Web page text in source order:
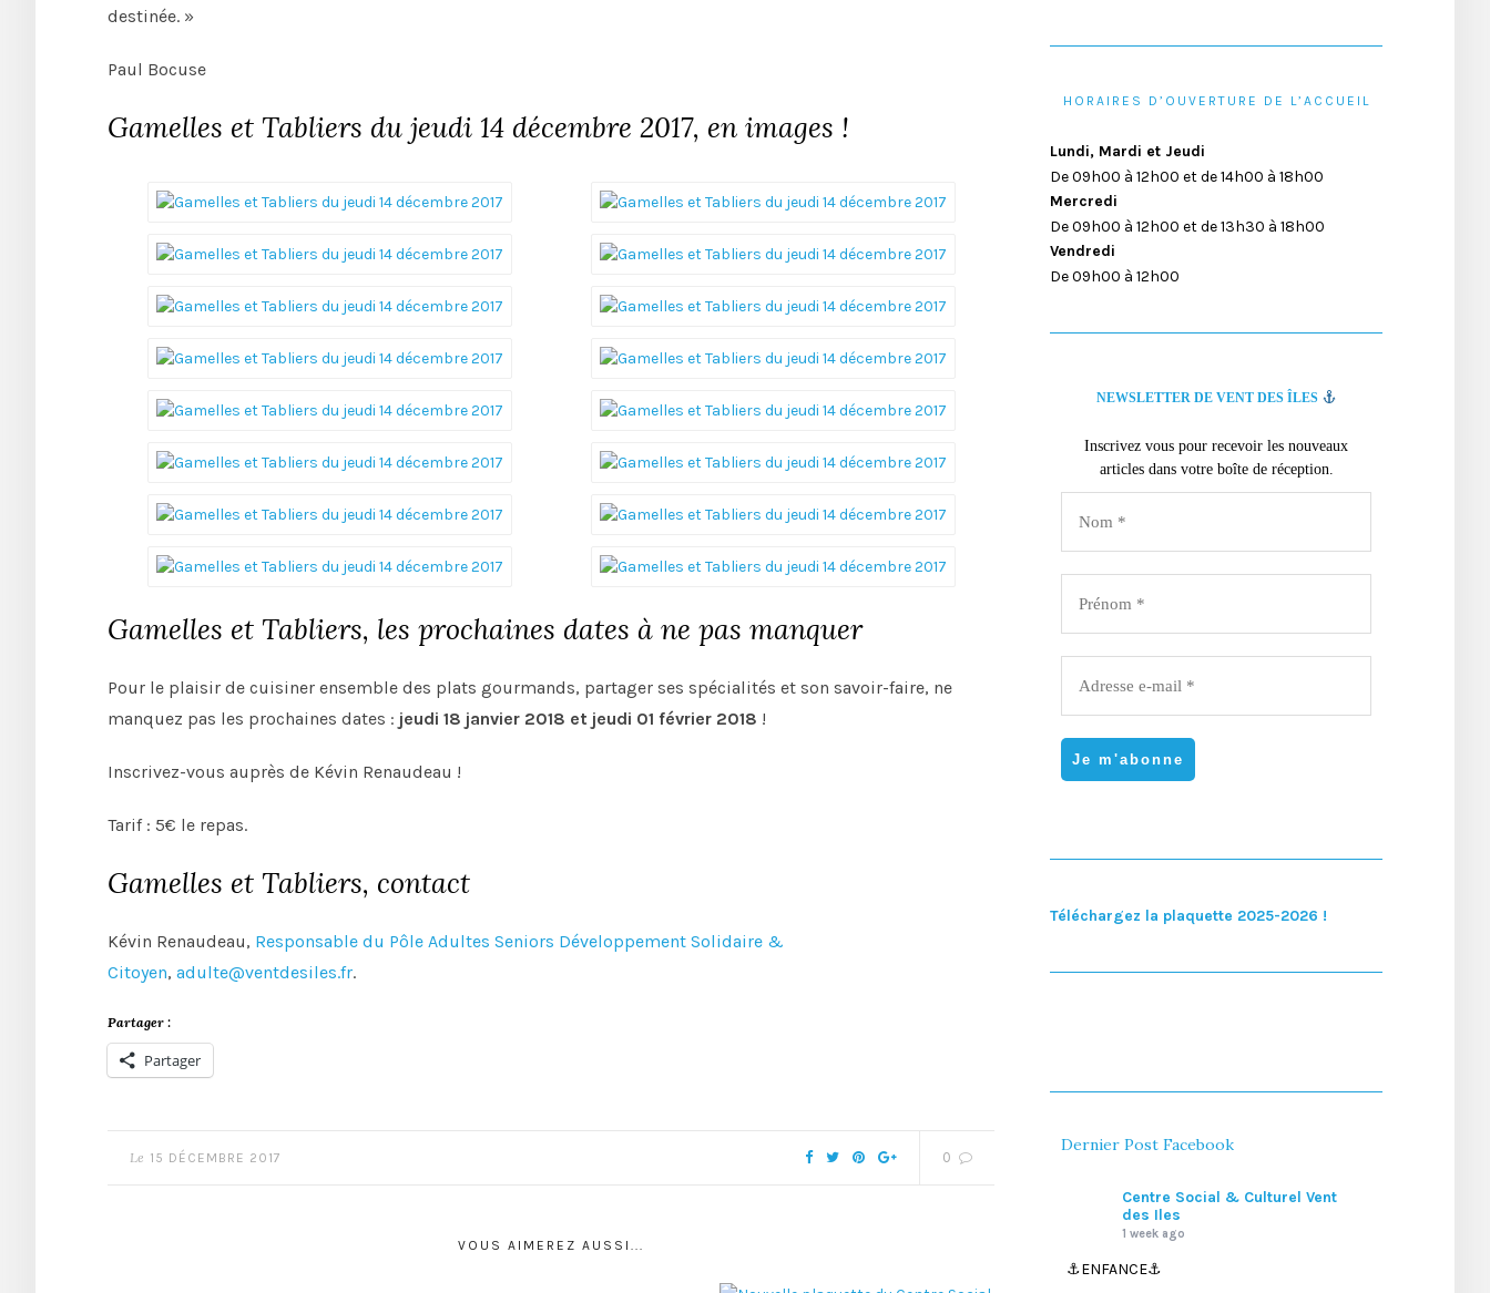
destinée. »
Paul Bocuse
Gamelles et Tabliers du jeudi 14 décembre 2017, en images !
Gamelles et Tabliers, les prochaines dates à ne pas manquer
Pour le plaisir de cuisiner ensemble des plats gourmands, partager ses spécialités et son savoir-faire, ne
manquez pas les prochaines dates : jeudi 18 janvier 2018 et jeudi 01 février 2018 !
Inscrivez-vous auprès de Kévin Renaudeau !
Tarif : 5€ le repas.
Gamelles et Tabliers, contact
Kévin Renaudeau, Responsable du Pôle Adultes Seniors Développement Solidaire &
Citoyen, adulte@ventdesiles.fr.
Partager :
Partager
Le 15 DÉCEMBRE 2017 0
VOUS AIMEREZ AUSSI...
HORAIRES D’OUVERTURE DE L’ACCUEIL
Lundi, Mardi et Jeudi
De 09h00 à 12h00 et de 14h00 à 18h00
Mercredi
De 09h00 à 12h00 et de 13h30 à 18h00
Vendredi
De 09h00 à 12h00
NEWSLETTER DE VENT DES ÎLES
Inscrivez vous pour recevoir les nouveaux
articles dans votre boîte de réception.
Téléchargez la plaquette 2025-2026 !
Dernier Post Facebook
Centre Social & Culturel Vent
des Iles
1 week ago
⚓️ENFANCE⚓️